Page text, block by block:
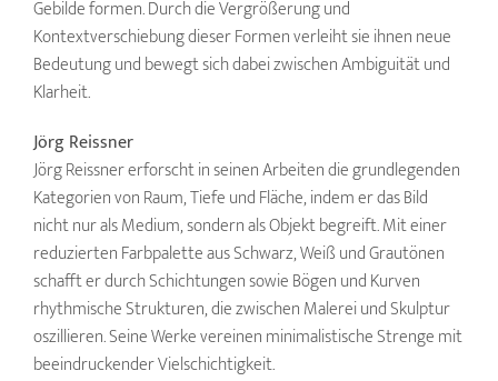
Gebilde formen. Durch die Vergrößerung und
Kontextverschiebung dieser Formen verleiht sie ihnen neue
Bedeutung und bewegt sich dabei zwischen Ambiguität und
Klarheit.
Jörg Reissner
Jörg Reissner erforscht in seinen Arbeiten die grundlegenden
Kategorien von Raum, Tiefe und Fläche, indem er das Bild
nicht nur als Medium, sondern als Objekt begreift. Mit einer
reduzierten Farbpalette aus Schwarz, Weiß und Grautönen
schafft er durch Schichtungen sowie Bögen und Kurven
rhythmische Strukturen, die zwischen Malerei und Skulptur
oszillieren. Seine Werke vereinen minimalistische Strenge mit
beeindruckender Vielschichtigkeit.